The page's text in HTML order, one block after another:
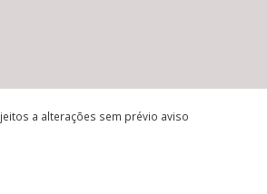
a alterações sem prévio aviso